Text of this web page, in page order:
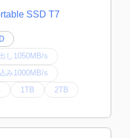
SSD T7
し1050MB/s
み1000MB/s
1TB 2TB